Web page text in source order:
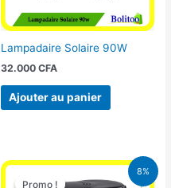
Lampadaire Solaire 90W
32.000 CFA
Ajouter au panier
8%
Promo !
Promo !
Le
prix
Le
prix